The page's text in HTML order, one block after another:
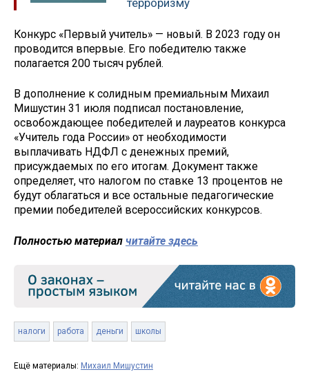
Конкурс «Первый учитель» — новый. В 2023 году он
проводится впервые. Его победителю также
полагается 200 тысяч рублей.
В дополнение к солидным премиальным Михаил
Мишустин 31 июля подписал постановление,
освобождающее победителей и лауреатов конкурса
«Учитель года России» от необходимости
выплачивать НДФЛ с денежных премий,
присуждаемых по его итогам. Документ также
определяет, что налогом по ставке 13 процентов не
будут облагаться и все остальные педагогические
премии победителей всероссийских конкурсов.
Полностью материал читайте здесь
налоги работа деньги школы
Ещё материалы: Михаил Мишустин